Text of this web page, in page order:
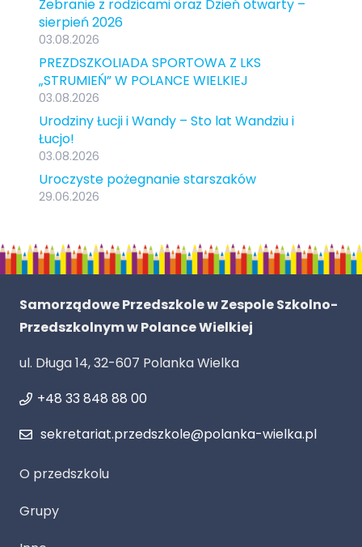
Zebranie z rodzicami oraz Dzień otwarty –
sierpień 2026
03.08.2026
PREZDSZKOLIADA SPORTOWA Z LKS
„STRUMIEŃ” W POLANCE WIELKIEJ
03.08.2026
Urodziny Łucji i Wandy – Sto lat Wandziu i
Łucjo!
03.08.2026
Uroczyste pożegnanie starszaków
29.06.2026
Samorządowe Przedszkole w Zespole Szkolno-
Przedszkolnym w Polance Wielkiej
ul. Długa 14, 32-607 Polanka Wielka
+48 33 848 88 00
sekretariat.przedszkole@polanka-wielka.pl
O przedszkolu
Grupy